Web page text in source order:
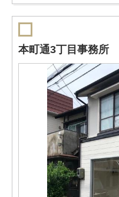
本町通3丁目事務所